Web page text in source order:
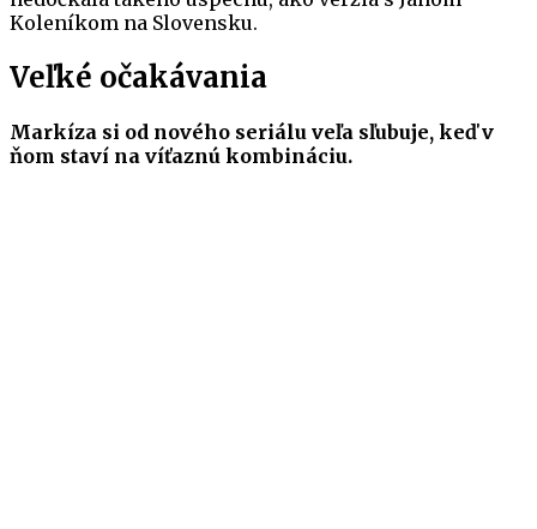
Koleníkom na Slovensku.
Veľké očakávania
Markíza si od nového seriálu veľa sľubuje, keď v
ňom staví na víťaznú kombináciu.